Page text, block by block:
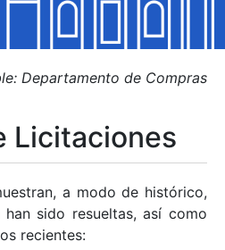
Departamento de Compras
Licitaciones
a modo de histórico,
sido resueltas, así como
recientes: